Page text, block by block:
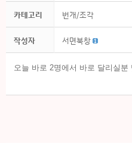
카테고리 번개/조각
작성자 서면북창
오늘 바로 2명에서 바로 달리실분